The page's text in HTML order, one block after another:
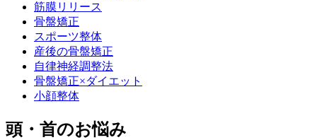
筋膜リリース
骨盤矯正
スポーツ整体
産後の骨盤矯正
自律神経調整法
骨盤矯正×ダイエット
小顔整体
頭・首のお悩み